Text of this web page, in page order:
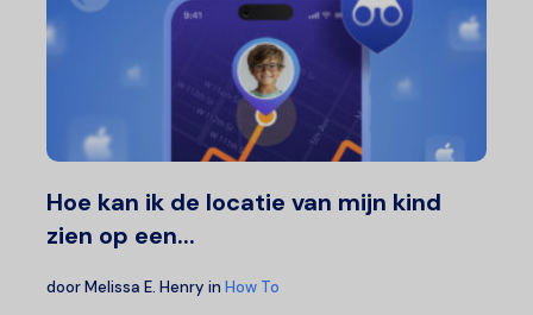
Hoe kan ik de locatie van mijn kind
zien op een...
doorMelissa E. Henry in How To